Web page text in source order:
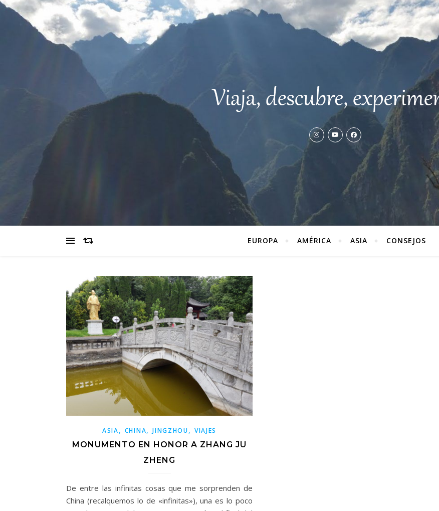
EUROPA AMÉRICA ASIA CONSEJOS
ASIA, CHINA,JINGZHOU, VIAJES
MONUMENTO EN HONOR A ZHANG JU
ZHENG
De entre las infinitas cosas que me sorprenden de
China (recalquemos lo de «infinitas»), una es lo poco